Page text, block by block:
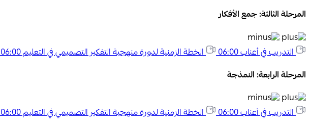
المرحلة الثالثة: جمع الأفكار
التدريب في أعناب06:00 الخطة الزمنية لدورة منهجية التفكير التصميمي في التعليم06:00
المرحلة الرابعة: النمذجة
التدريب في أعناب06:00 الخطة الزمنية لدورة منهجية التفكير التصميمي في التعليم06:00